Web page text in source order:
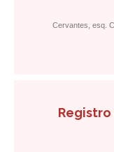
Cervantes, esq.
Registro